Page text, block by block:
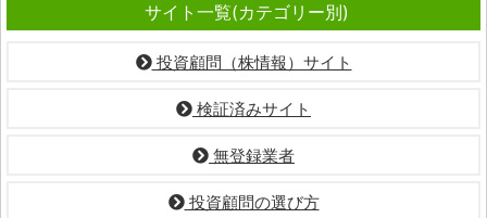
サイト一覧(カテゴリー別)
投資顧問（株情報）サイト
検証済みサイト
無登録業者
投資顧問の選び方